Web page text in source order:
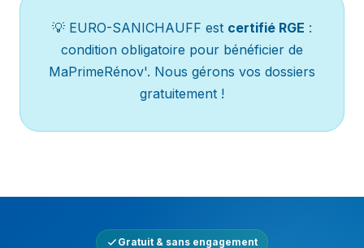
💡 EURO-SANICHAUFF est certifié RGE :
condition obligatoire pour bénéficier de
MaPrimeRénov'. Nous gérons vos dossiers
gratuitement !
Gratuit & sans engagement